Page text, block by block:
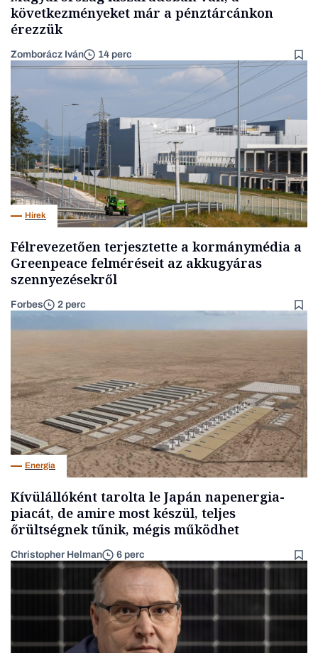
következményeket már a pénztárcánkon
érezzük
Zomborácz Iván 14 perc
Hírek
Félrevezetően terjesztette a kormánymédia a
Greenpeace felméréseit az akkugyáras
szennyezésekről
Forbes 2 perc
Energia
Kívülállóként tarolta le Japán napenergia-
piacát, de amire most készül, teljes
őrültségnek tűnik, mégis működhet
Christopher Helman 6 perc